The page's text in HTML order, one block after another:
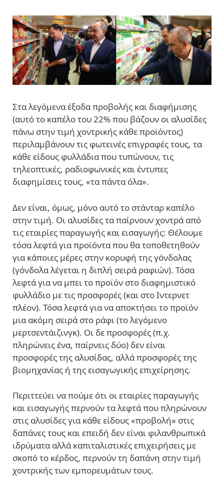
Στα λεγόμενα έξοδα προβολής και διαφήμισης
(αυτό το καπέλο του 22% που βάζουν οι αλυσίδες
πάνω στην τιμή χοντρικής κάθε προϊόντος)
περιλαμβάνουν τις φωτεινές επιγραφές τους, τα
κάθε είδους φυλλάδια που τυπώνουν, τις
τηλεοπτικές, ραδιοφωνικές και έντυπες
διαφημίσεις τους, «τα πάντα όλα».
Δεν είναι, όμως, μόνο αυτό το στάνταρ καπέλο
στην τιμή. Οι αλυσίδες τα παίρνουν χοντρά από
τις εταιρίες παραγωγής και εισαγωγής: Θέλουμε
τόσα λεφτά για προϊόντα που θα τοποθετηθούν
για κάποιες μέρες στην κορυφή της γόνδολας
(γόνδολα λέγεται η διπλή σειρά ραφιών). Τόσα
λεφτά για να μπει το προϊόν στο διαφημιστικό
φυλλάδιο με τις προσφορές (και στο Ιντερνετ
πλέον). Τόσα λεφτά για να αποκτήσει το προϊόν
μια ακόμη σειρά στο ράφι (το λεγόμενο
μερτσεντάιζινγκ). Οι δε προσφορές (π.χ.
πληρώνεις ένα, παίρνεις δύο) δεν είναι
προσφορές της αλυσίδας, αλλά προσφορές της
βιομηχανίας ή της εισαγωγικής επιχείρησης.
Περιττεύει να πούμε ότι οι εταιρίες παραγωγής
και εισαγωγής περνούν τα λεφτά που πληρώνουν
στις αλυσίδες για κάθε είδους «προβολή» στις
δαπάνες τους και επειδή δεν είναι φιλανθρωπικά
ιδρύματα αλλά καπιταλιστικές επιχειρήσεις με
σκοπό το κέρδος, περνούν τη δαπάνη στην τιμή
χοντρικής των εμπορευμάτων τους.